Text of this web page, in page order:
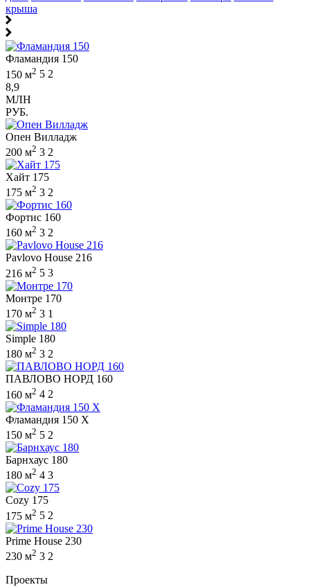
крыша
Фламандия 150
150 м2 5 2
8,9
МЛН
РУБ.
Опен Вилладж
200 м2 3 2
Хайт 175
175 м2 3 2
Фортис 160
160 м2 3 2
Pavlovo House 216
216 м2 5 3
Монтре 170
170 м2 3 1
Simple 180
180 м2 3 2
ПАВЛОВО НОРД 160
160 м2 4 2
Фламандия 150 X
150 м2 5 2
Барнхаус 180
180 м2 4 3
Cozy 175
175 м2 5 2
Prime House 230
230 м2 3 2
Проекты